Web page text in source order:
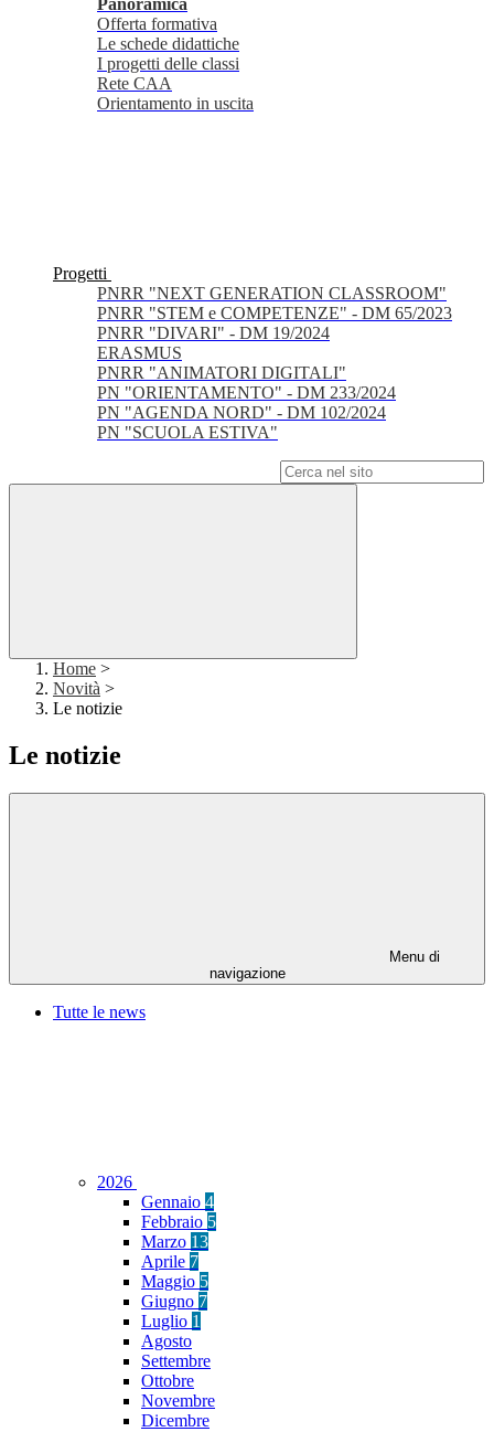
Panoramica
Offerta formativa
Le schede didattiche
I progetti delle classi
Rete CAA
Orientamento in uscita
Progetti
PNRR "NEXT GENERATION CLASSROOM"
PNRR "STEM e COMPETENZE" - DM 65/2023
PNRR "DIVARI" - DM 19/2024
ERASMUS
PNRR "ANIMATORI DIGITALI"
PN "ORIENTAMENTO" - DM 233/2024
PN "AGENDA NORD" - DM 102/2024
PN "SCUOLA ESTIVA"
Home >
Novità >
Le notizie
Le notizie
Menu di
navigazione
Tutte le news
2026
Gennaio 4
Febbraio 5
Marzo 13
Aprile 7
Maggio 5
Giugno 7
Luglio 1
Agosto
Settembre
Ottobre
Novembre
Dicembre